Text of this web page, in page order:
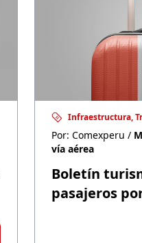
Infraestructura,
Por: Comexperu /
vía aérea
Boletín
pasajeros